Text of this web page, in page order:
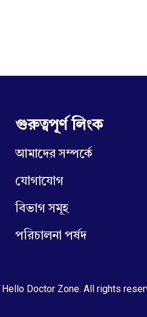
গুরুত্বপূর্ণ লিংক
আমাদের সম্পর্কে
যোগাযোগ
বিভাগ সমূহ
পরিচালনা পর্ষদ
Doctor Zone. All rights